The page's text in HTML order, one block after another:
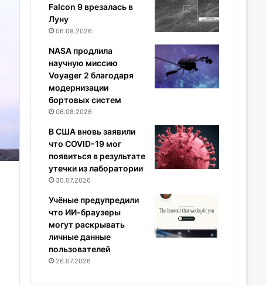
Falcon 9 врезалась в
Луну
06.08.2026
NASA продлила
научную миссию
Voyager 2 благодаря
модернизации
бортовых систем
06.08.2026
В США вновь заявили
что COVID-19 мог
появиться в результате
утечки из лаборатории
30.07.2026
Учёные предупредили
что ИИ-браузеры
могут раскрывать
личные данные
пользователей
26.07.2026